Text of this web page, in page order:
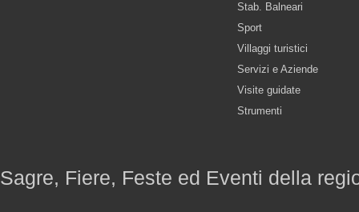
Stab. Balneari
Sport
Villaggi turistici
Servizi e Aziende
Visite guidate
Strumenti
Sagre, Fiere, Feste ed Eventi della